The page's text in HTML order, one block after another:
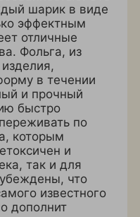
шарик в виде
эффектным
отличные
Фольга, из
в течении
и прочный
быстро
по
которым
и
так и для
что
известного
дополнит